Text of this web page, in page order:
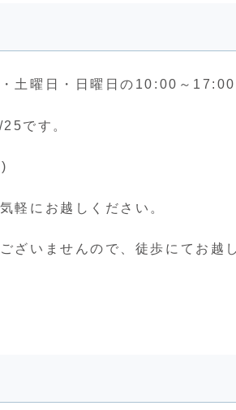
土曜日・日曜日の10:00～17:00
です。
軽にお越しください。
ざいませんので、徒歩にてお越